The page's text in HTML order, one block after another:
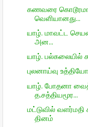
கணவரை
வெளியானது...
யாழ். மாவட்ட
அன...
யாழ். பல்கலையில்
புலனாய்வு
யாழ். போதனா
த.சத்தியமூர...
மட்டுவில்
தினம்